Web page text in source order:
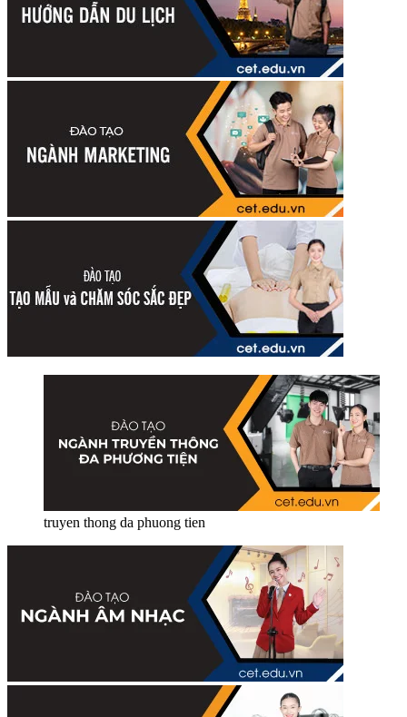
truyen thong da phuong tien